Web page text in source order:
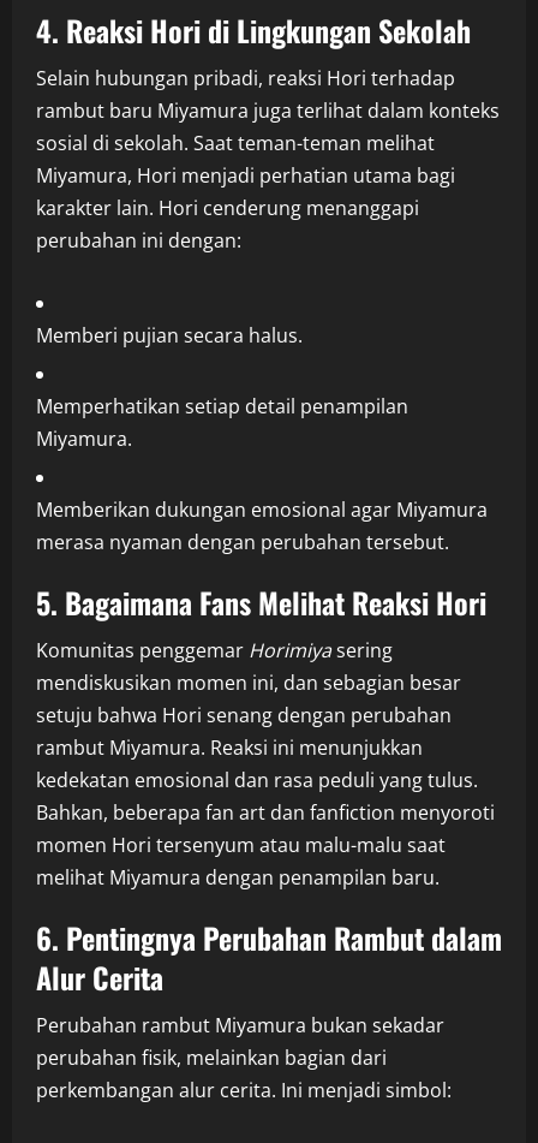
4. Reaksi Hori di Lingkungan Sekolah
Selain hubungan pribadi, reaksi Hori terhadap
rambut baru Miyamura juga terlihat dalam konteks
sosial di sekolah. Saat teman-teman melihat
Miyamura, Hori menjadi perhatian utama bagi
karakter lain. Hori cenderung menanggapi
perubahan ini dengan:
Memberi pujian secara halus.
Memperhatikan setiap detail penampilan
Miyamura.
Memberikan dukungan emosional agar Miyamura
merasa nyaman dengan perubahan tersebut.
5. Bagaimana Fans Melihat Reaksi Hori
Komunitas penggemar Horimiyasering
mendiskusikan momen ini, dan sebagian besar
setuju bahwa Hori senang dengan perubahan
rambut Miyamura. Reaksi ini menunjukkan
kedekatan emosional dan rasa peduli yang tulus.
Bahkan, beberapa fan art dan fanfiction menyoroti
momen Hori tersenyum atau malu-malu saat
melihat Miyamura dengan penampilan baru.
6. Pentingnya Perubahan Rambut dalam
Alur Cerita
Perubahan rambut Miyamura bukan sekadar
perubahan fisik, melainkan bagian dari
perkembangan alur cerita. Ini menjadi simbol: